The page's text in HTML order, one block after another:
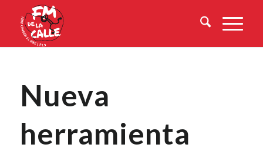
Nueva
herramienta